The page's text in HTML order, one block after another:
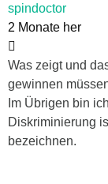
spindoctor
2 Monate her
Was zeigt und
gewinnen
Im Übrigen bin
Diskriminierung
bezeichnen.